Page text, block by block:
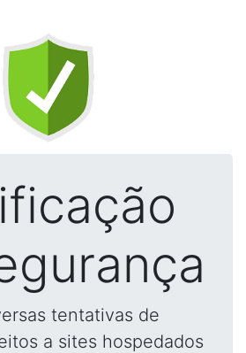
tentativas de
a sites hospedados